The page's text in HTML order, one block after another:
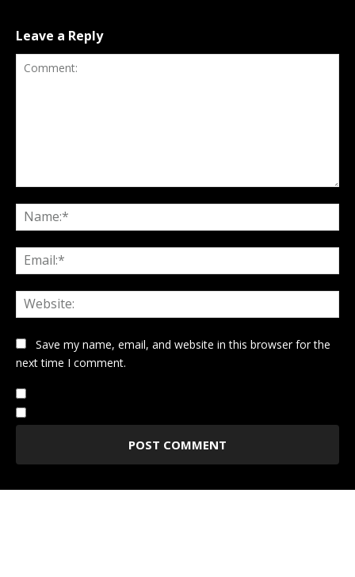
Leave a Reply
Save my name, email, and website in this browser for the
next time I comment.